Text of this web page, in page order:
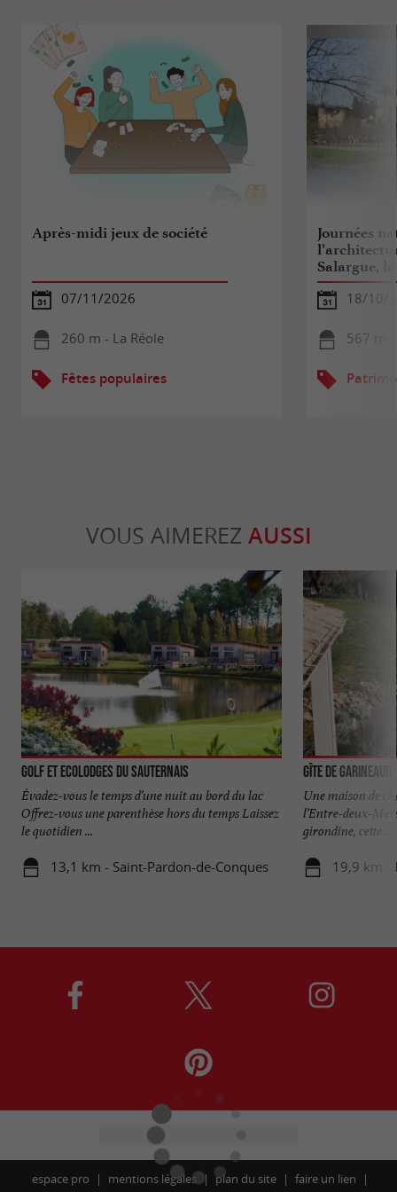
Après-midi jeux de société
07/11/2026
260 m - La Réole
Fêtes populaires
Journées
Salargue,
18/10/
567 m -
VOUS AIMEREZ AUSSI
Golf et Ecolodges du Sauternais
Évadez-vous le temps d’une nuit au bord du lac
Offrez-vous une parenthèse hors du temps Laissez
le quotidien ...
13,1 km - Saint-Pardon-de-Conques
Gîte de Garineaud
Une maison de
l’Entre-deux-
girondine, cette ...
19,9 km -
espace pro mentions légales plan du site faire un lien